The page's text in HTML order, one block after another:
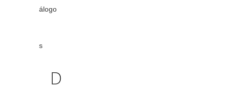
álogo
s
D